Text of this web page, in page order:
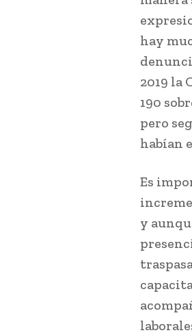
hay
2019 la
190
pero
habían
Es
y